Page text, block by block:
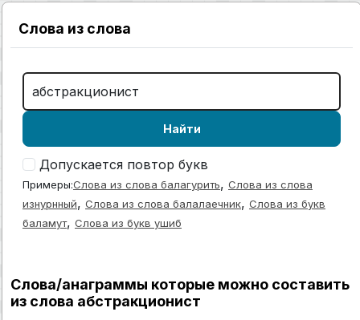
Слова из слова
Найти
Допускается повтор букв
Примеры:Слова из слова балагурить, Слова из слова
изнурнный, Слова из слова балалаечник, Слова из букв
баламут, Слова из букв ушиб
Слова/анаграммы которые можно составить
из слова абстракционист